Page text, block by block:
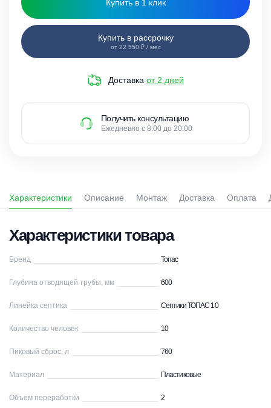
Купить в 1 клик
Купить в рассрочку
от 22 550 ₽ / мес
Доставка от 2 дней
Получить консультацию
Ежедневно с 8:00 до 20:00
Характеристики Описание Монтаж Доставка Оплата
Характеристики товара
Бренд Топас
Глубина отводящей трубы, мм 600
Линейка септика Септики ТОПАС 10
Количество человек 10
Пиковый сброс, л 760
Материал Пластиковые
Объем переработки 2